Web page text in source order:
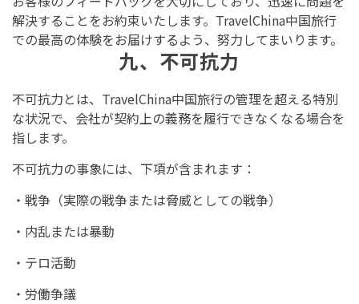
解決することをお約束いたします。TravelChina中国旅行
での最高の体験をお届けするよう、努力してまいります。
九、不可抗力
不可抗力とは、TravelChina中国旅行の管理を超える特別
な状況で、会社が契約上の義務を履行できなくなる場合を
指します。
不可抗力の事象には、下項が含まれます：
・戦争（実際の戦争または脅威としての戦争）
・内乱または暴動
・テロ活動
・労働争議